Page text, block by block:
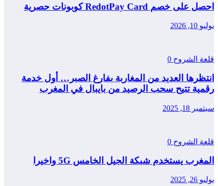
احصل على خصم RedotPay Card كوبونات حصرية
يوليو 10, 2026
قلعة الشروح 0
انتظرها العديد من المغاربة بفارغ الصبر… أول خدمة
رقمية تتيح سحب الرصيد من بايبال في المغرب
سبتمبر 18, 2025
قلعة الشروح 0
المغرب يستخدم شبكة الجيل الخامس 5G واخيرا
يوليو 26, 2025